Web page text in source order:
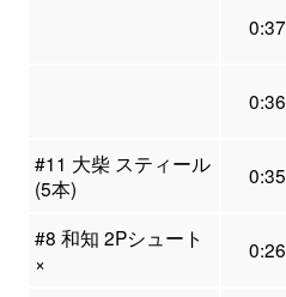
0:37
0:36
#11 大柴 スティール
(5本)
0:35
#8 和知 2Pシュート
×
0:26